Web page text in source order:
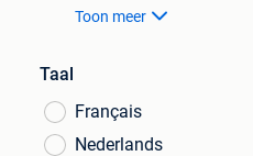
Toon meer
Taal
Français
Nederlands